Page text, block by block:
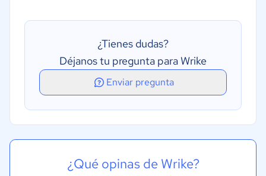
Seguimiento de estado
Tablero kanban
¿Tienes dudas?
Déjanos tu pregunta para Wrike
Enviar pregunta
¿Qué opinas de Wrike?